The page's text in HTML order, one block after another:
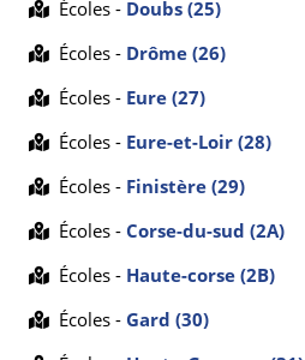
Écoles - Doubs (25)
Écoles - Drôme (26)
Écoles - Eure (27)
Écoles - Eure-et-Loir (28)
Écoles - Finistère (29)
Écoles - Corse-du-sud (2A)
Écoles - Haute-corse (2B)
Écoles - Gard (30)